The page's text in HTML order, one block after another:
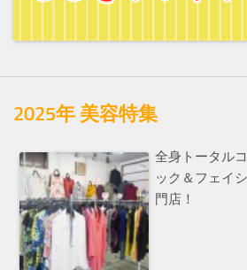
2025年 美容特集
全身トータル
ック＆フェイ
門店！